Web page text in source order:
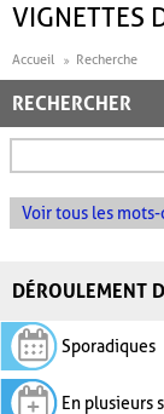
VIGNETTES
Accueil Recherche
RECHERCHER
Voir tous les
DÉROULEMENT
Sporadiques
En plusieurs